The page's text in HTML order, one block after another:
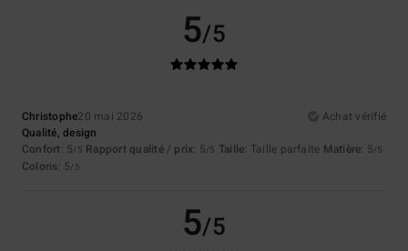
5/5
Christophe20 mai 2026
Achat vérifié
Qualité, design
Confort: 5/5 Rapport qualité / prix: 5/5 Taille: Taille parfaite Matière: 5/5
Coloris: 5/5
5/5